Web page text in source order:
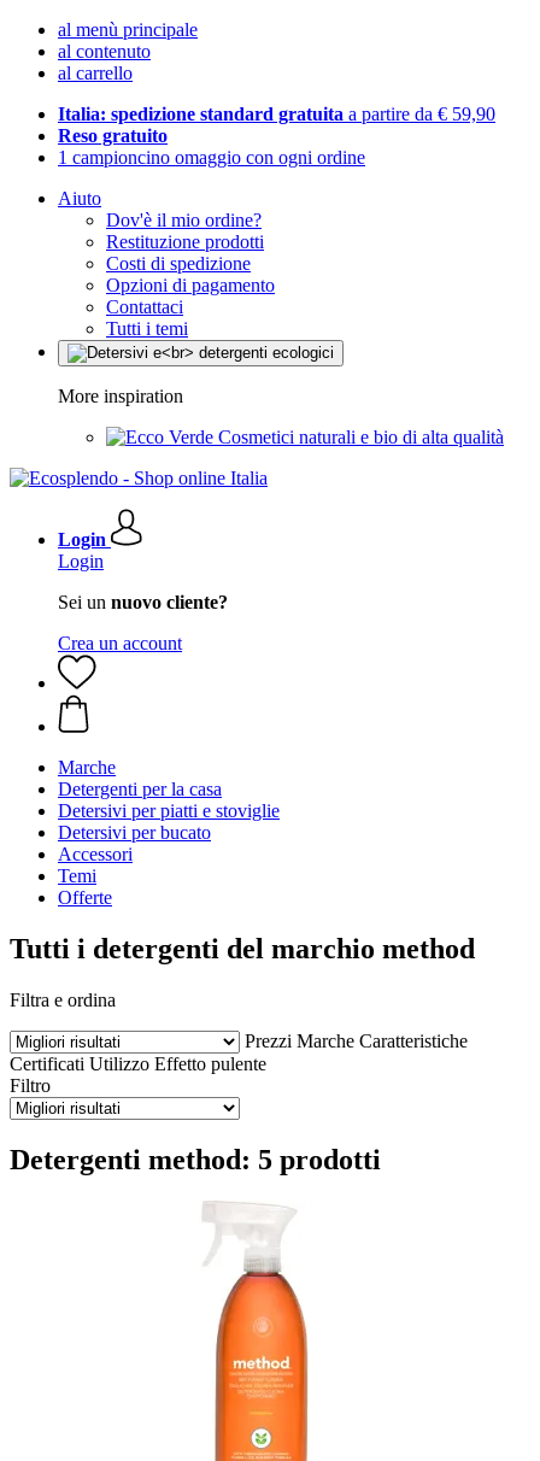
al menù principale
al contenuto
al carrello
Italia: spedizione standard gratuita a partire da € 59,90
Reso gratuito
1 campioncino omaggio con ogni ordine
Aiuto
Dov'è il mio ordine?
Restituzione prodotti
Costi di spedizione
Opzioni di pagamento
Contattaci
Tutti i temi
More inspiration
Cosmetici naturali e bio di alta qualità
Login
Login
Sei un nuovo cliente?
Crea un account
Marche
Detergenti per la casa
Detersivi per piatti e stoviglie
Detersivi per bucato
Accessori
Temi
Offerte
Tutti i detergenti del marchio method
Filtra e ordina
Prezzi Marche Caratteristiche
Certificati Utilizzo Effetto pulente
Filtro
Detergenti method: 5 prodotti